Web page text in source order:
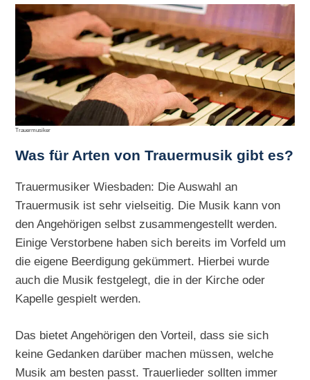
Trauermusiker
Was für Arten von Trauermusik gibt es?
Trauermusiker Wiesbaden: Die Auswahl an
Trauermusik ist sehr vielseitig. Die Musik kann von
den Angehörigen selbst zusammengestellt werden.
Einige Verstorbene haben sich bereits im Vorfeld um
die eigene Beerdigung gekümmert. Hierbei wurde
auch die Musik festgelegt, die in der Kirche oder
Kapelle gespielt werden.
Das bietet Angehörigen den Vorteil, dass sie sich
keine Gedanken darüber machen müssen, welche
Musik am besten passt. Trauerlieder sollten immer